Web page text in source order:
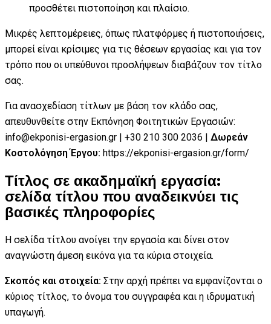
προσθέτει πιστοποίηση και πλαίσιο.
Μικρές λεπτομέρειες, όπως πλατφόρμες ή πιστοποιήσεις,
μπορεί είναι κρίσιμες για τις θέσεων εργασίας και για τον
τρόπο που οι υπεύθυνοι προσλήψεων διαβάζουν τον τίτλο
σας.
Για ανασχεδίαση τίτλων με βάση τον κλάδο σας,
απευθυνθείτε στην Εκπόνηση Φοιτητικών Εργασιών:
info@ekponisi-ergasion.gr | +30 210 300 2036 | Δωρεάν
Κοστολόγηση Έργου: https://ekponisi-ergasion.gr/form/
Τίτλος σε ακαδημαϊκή εργασία:
σελίδα τίτλου που αναδεικνύει τις
βασικές πληροφορίες
Η σελίδα τίτλου ανοίγει την εργασία και δίνει στον
αναγνώστη άμεση εικόνα για τα κύρια στοιχεία.
Σκοπός και στοιχεία: Στην αρχή πρέπει να εμφανίζονται ο
κύριος τίτλος, το όνομα του συγγραφέα και η ιδρυματική
υπαγωγή.